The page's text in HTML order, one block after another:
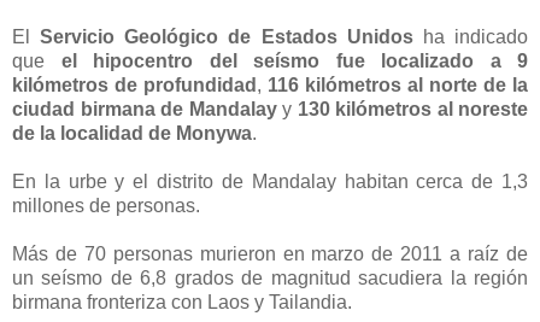
ElServicio Geológico de Estados Unidosha indicado
que el hipocentro del seísmo fue localizado a 9
kilómetros de profundidad , 116 kilómetros al norte de la
ciudad birmana de Mandalayy 130 kilómetros al noreste
de la localidad de Monywa.
En la urbe y el distrito de Mandalay habitan cerca de 1,3
millones de personas.
Más de 70 personas murieron en marzo de 2011 a raíz de
un seísmo de 6,8 grados de magnitud sacudiera la región
birmana fronteriza con Laos y Tailandia.